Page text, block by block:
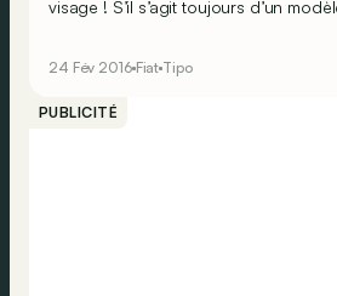
visage ! S’il s’agit toujours d’un
tout un rapport qualité/prix, la Tipo a
atouts dans sa manche.
24 Fév 2016 Fiat Tipo
PUBLICITÉ